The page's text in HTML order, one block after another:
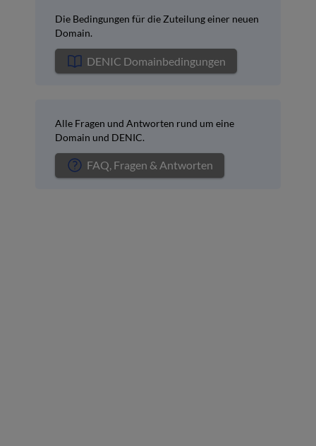
Die Bedingungen für die Zuteilung einer neuen
Domain.
DENIC Domainbedingungen
Alle Fragen und Antworten rund um eine
Domain und DENIC.
FAQ, Fragen & Antworten